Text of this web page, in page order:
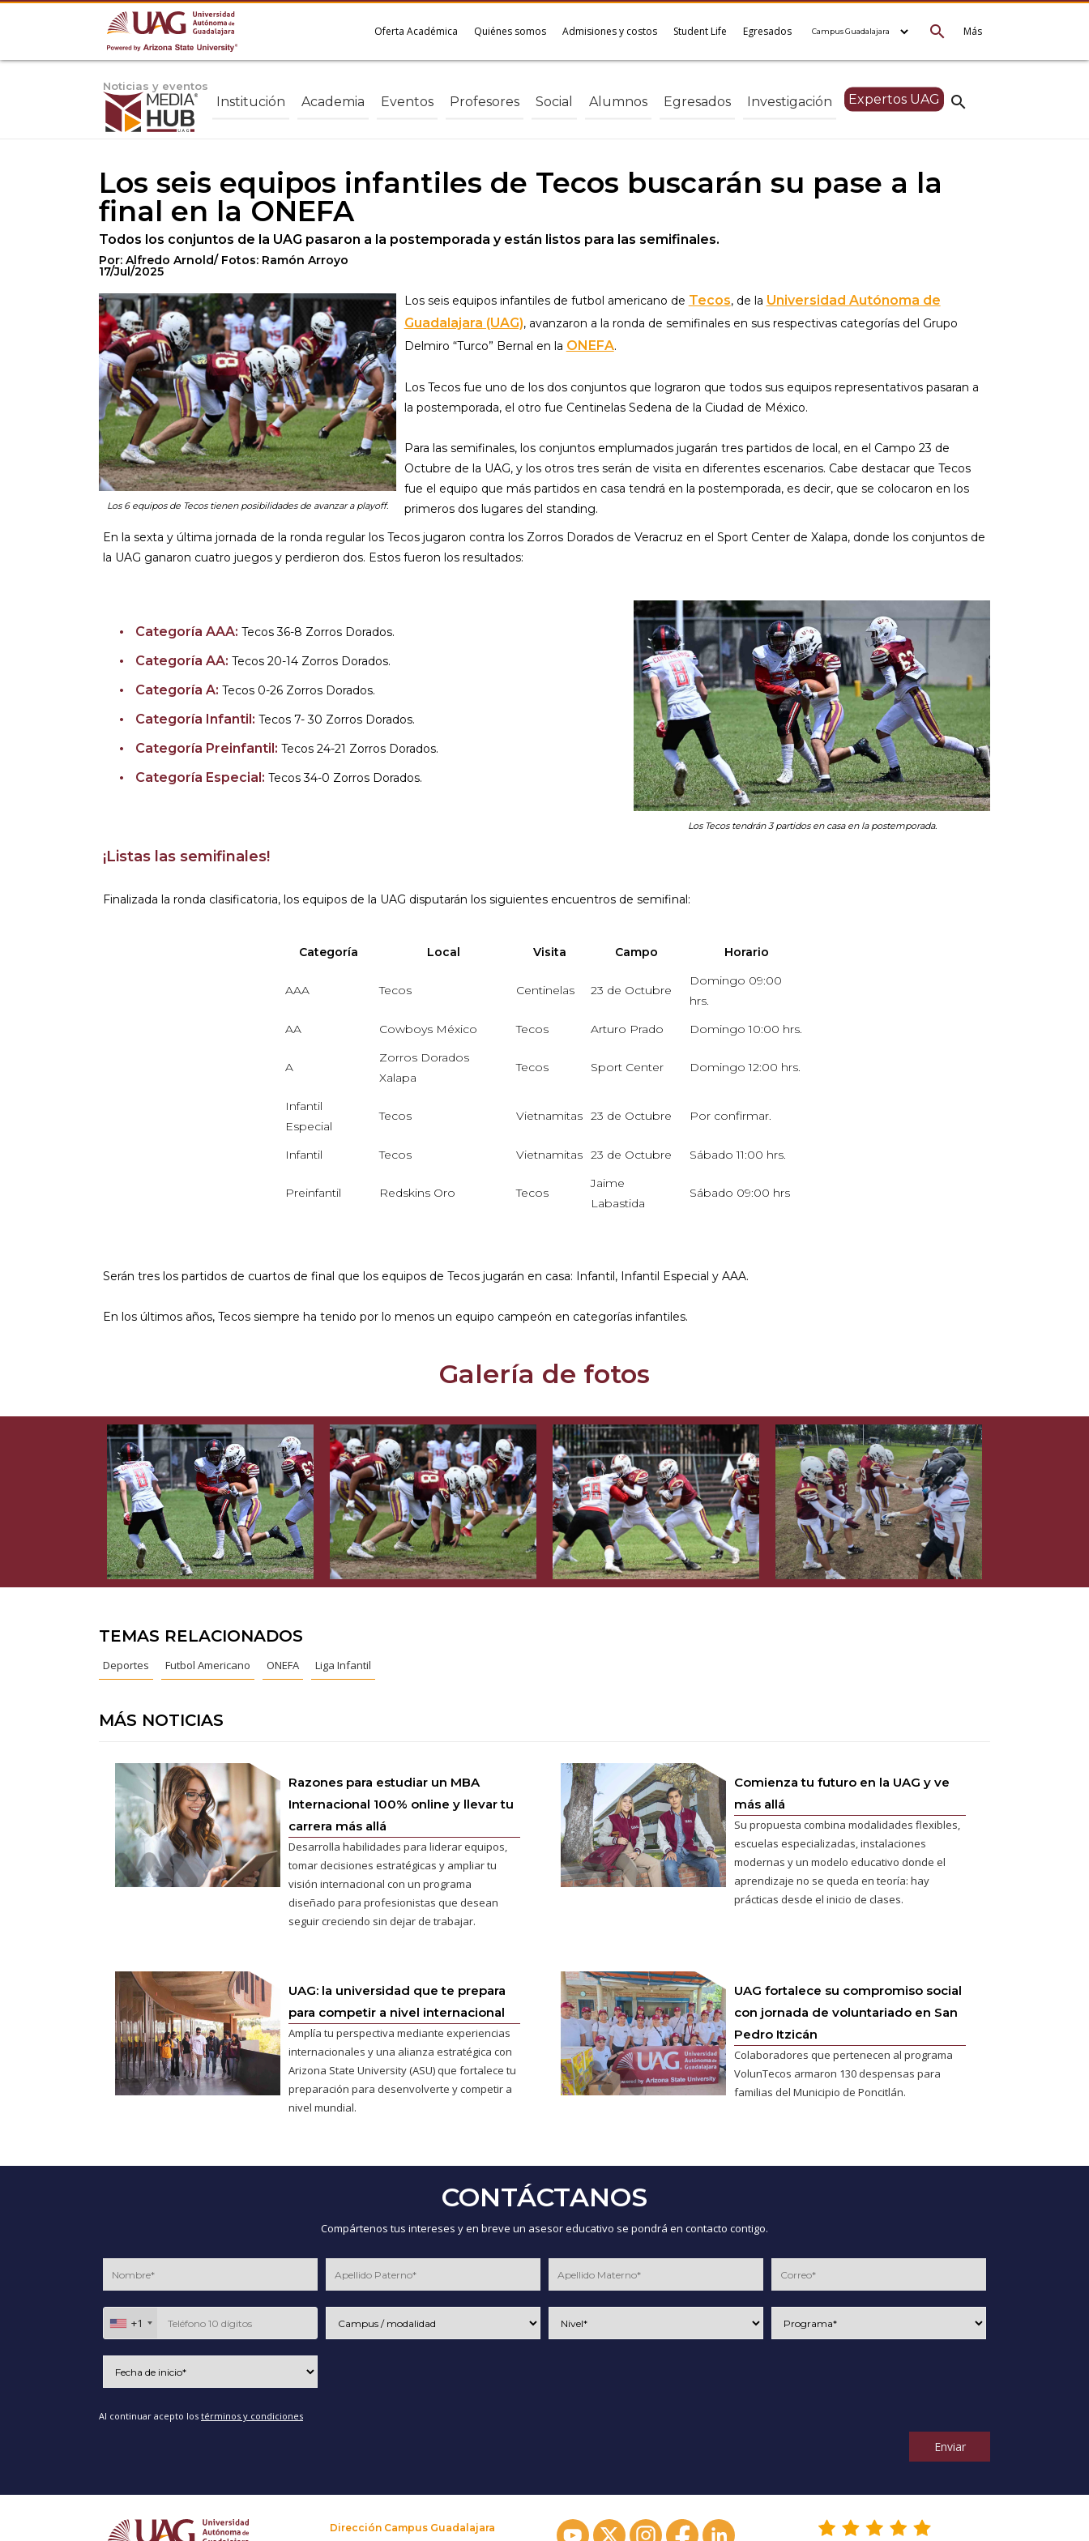
Más
search
Oferta Académica Quiénes somos Admisiones y costos Student Life Egresados
Noticias y eventos
search
Institución Academia Eventos Profesores Social Alumnos Egresados Investigación Expertos UAG
Los seis equipos infantiles de Tecos buscarán su pase a la
final en la ONEFA
Todos los conjuntos de la UAG pasaron a la postemporada y están listos para las semifinales.
Por: Alfredo Arnold/ Fotos: Ramón Arroyo
17/Jul/2025
Los 6 equipos de Tecos tienen posibilidades de avanzar a playoff.
Los seis equipos infantiles de futbol americano de Tecos, de la Universidad Autónoma de
Guadalajara (UAG), avanzaron a la ronda de semifinales en sus respectivas categorías del Grupo
Delmiro “Turco” Bernal en la ONEFA.
Los Tecos fue uno de los dos conjuntos que lograron que todos sus equipos representativos pasaran a
la postemporada, el otro fue Centinelas Sedena de la Ciudad de México.
Para las semifinales, los conjuntos emplumados jugarán tres partidos de local, en el Campo 23 de
Octubre de la UAG, y los otros tres serán de visita en diferentes escenarios. Cabe destacar que Tecos
fue el equipo que más partidos en casa tendrá en la postemporada, es decir, que se colocaron en los
primeros dos lugares del standing.
En la sexta y última jornada de la ronda regular los Tecos jugaron contra los Zorros Dorados de Veracruz en el Sport Center de Xalapa, donde los conjuntos de
la UAG ganaron cuatro juegos y perdieron dos. Estos fueron los resultados:
Categoría AAA: Tecos 36-8 Zorros Dorados.
Categoría AA: Tecos 20-14 Zorros Dorados.
Categoría A: Tecos 0-26 Zorros Dorados.
Categoría Infantil: Tecos 7- 30 Zorros Dorados.
Categoría Preinfantil: Tecos 24-21 Zorros Dorados.
Categoría Especial: Tecos 34-0 Zorros Dorados.
Los Tecos tendrán 3 partidos en casa en la postemporada.
¡Listas las semifinales!
Finalizada la ronda clasificatoria, los equipos de la UAG disputarán los siguientes encuentros de semifinal:
Categoría Local Visita Campo Horario
AAA Tecos Centinelas 23 de Octubre
Domingo 09:00
hrs.
AA
Cowboys México Tecos Arturo Prado Domingo 10:00 hrs.
A
Zorros Dorados
Xalapa
Tecos Sport Center Domingo 12:00 hrs.
Infantil
Especial
Tecos Vietnamitas 23 de Octubre Por confirmar.
Infantil Tecos Vietnamitas 23 de Octubre Sábado 11:00 hrs.
Preinfantil Redskins Oro Tecos
Jaime
Labastida
Sábado 09:00 hrs
Serán tres los partidos de cuartos de final que los equipos de Tecos jugarán en casa: Infantil, Infantil Especial y AAA.
En los últimos años, Tecos siempre ha tenido por lo menos un equipo campeón en categorías infantiles.
Galería de fotos
TEMAS RELACIONADOS
Deportes Futbol Americano ONEFA Liga Infantil
MÁS NOTICIAS
Razones para estudiar un MBA
Internacional 100% online y llevar tu
carrera más allá
Desarrolla habilidades para liderar equipos,
tomar decisiones estratégicas y ampliar tu
visión internacional con un programa
diseñado para profesionistas que desean
seguir creciendo sin dejar de trabajar.
Comienza tu futuro en la UAG y ve
más allá
Su propuesta combina modalidades flexibles,
escuelas especializadas, instalaciones
modernas y un modelo educativo donde el
aprendizaje no se queda en teoría: hay
prácticas desde el inicio de clases.
UAG: la universidad que te prepara
para competir a nivel internacional
Amplía tu perspectiva mediante experiencias
internacionales y una alianza estratégica con
Arizona State University (ASU) que fortalece tu
preparación para desenvolverte y competir a
nivel mundial.
UAG fortalece su compromiso social
con jornada de voluntariado en San
Pedro Itzicán
Colaboradores que pertenecen al programa
VolunTecos armaron 130 despensas para
familias del Municipio de Poncitlán.
CONTÁCTANOS
Compártenos tus intereses y en breve un asesor educativo se pondrá en contacto contigo.
+1
Al continuar acepto los términos y condiciones
Enviar
Dirección Campus Guadalajara